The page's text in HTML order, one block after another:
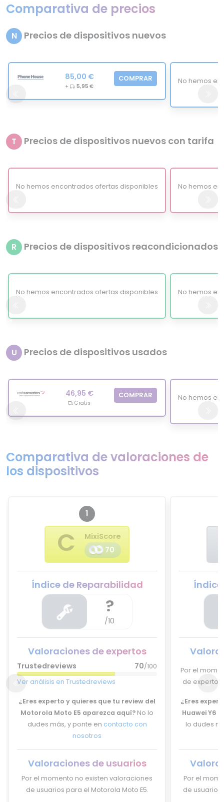
Comparativa de precios
N Precios de dispositivos nuevos
85,00 €
+ 5,95 €
COMPRAR No hemos
T Precios de dispositivos nuevos con tarifa
No hemos encontrados ofertas disponibles No hemos
R Precios de dispositivos reacondicionados
No hemos encontrados ofertas disponibles No hemos
U Precios de dispositivos usados
46,95 €
Gratis
COMPRAR No hemos
Comparativa de valoraciones de
los dispositivos
1
C
MixiScore
70
Índice de Reparabilidad
?
/10
Valoraciones de expertos
Trustedreviews 70/100
Ver análisis en Trustedreviews
¿Eres experto y quieres que tu review del
Motorola Moto E5 aparezca aquí? No lo
dudes más, y ponte en contacto con
nosotros
Valoraciones de usuarios
Por el momento no existen valoraciones
de usuarios para el Motorola Moto E5.
Por el
de expertos
¿Eres
Huawei Y6
lo dudes
Por el
de usuarios